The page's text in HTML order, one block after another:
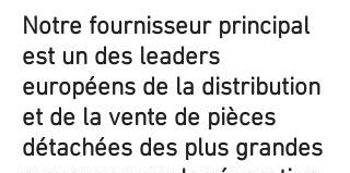
Notre fournisseur principal
est un des leaders
européens de la distribution
et de la vente de pièces
détachées des plus grandes